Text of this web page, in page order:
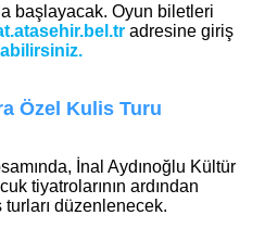
başlayacak. Oyun biletleri
adresine giriş
Özel Kulis Turu
İnal Aydınoğlu Kültür
tiyatrolarının ardından
düzenlenecek.